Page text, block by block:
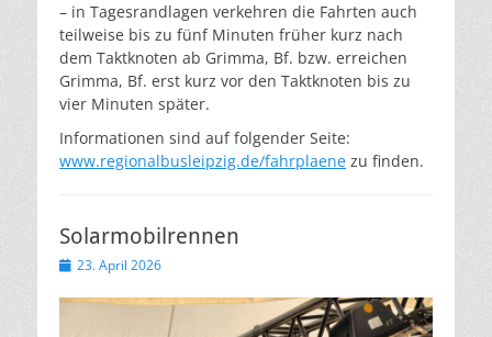
– in Tagesrandlagen verkehren die Fahrten auch
teilweise bis zu fünf Minuten früher kurz nach
dem Taktknoten ab Grimma, Bf. bzw. erreichen
Grimma, Bf. erst kurz vor den Taktknoten bis zu
vier Minuten später.
Informationen sind auf folgender Seite:
www.regionalbusleipzig.de/fahrplaene zu finden.
Solarmobilrennen
Veröffentlicht
23. April 2026